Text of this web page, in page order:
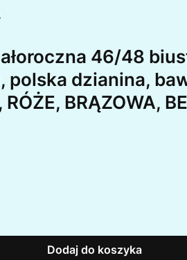
46/48
polska dzianina,
BRĄZOWA,
Dodaj do koszyka